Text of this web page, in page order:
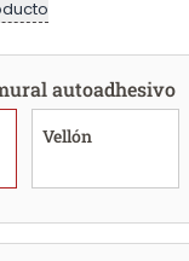
autoadhesivo
Vellón